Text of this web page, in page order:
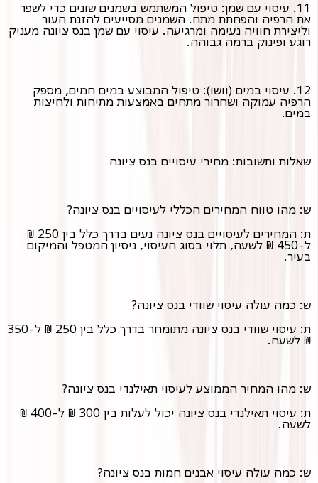
11. עיסוי עם שמן: טיפול המשתמש בשמנים שונים כדי לשפר
את הרפיה והפחתת מתח. השמנים מסייעים להזנת העור
וליצירת חוויה נעימה ומרגיעה. עיסוי עם שמן בנס ציונה מעניק
רוגע ופינוק ברמה גבוהה.
12. עיסוי במים (וושו): טיפול המבוצע במים חמים, מספק
הרפיה עמוקה ושחרור מתחים באמצעות מתיחות ולחיצות
במים.
שאלות ותשובות: מחירי עיסויים בנס ציונה
ש: מהו טווח המחירים הכללי לעיסויים בנס ציונה?
ת: המחירים לעיסויים בנס ציונה נעים בדרך כלל בין 250 ₪
ל-450 ₪ לשעה, תלוי בסוג העיסוי, ניסיון המטפל והמיקום
בעיר.
ש: כמה עולה עיסוי שוודי בנס ציונה?
ת: עיסוי שוודי בנס ציונה מתומחר בדרך כלל בין 250 ₪ ל-350
₪ לשעה.
ש: מהו המחיר הממוצע לעיסוי תאילנדי בנס ציונה?
ת: עיסוי תאילנדי בנס ציונה יכול לעלות בין 300 ₪ ל-400 ₪
לשעה.
ש: כמה עולה עיסוי אבנים חמות בנס ציונה?